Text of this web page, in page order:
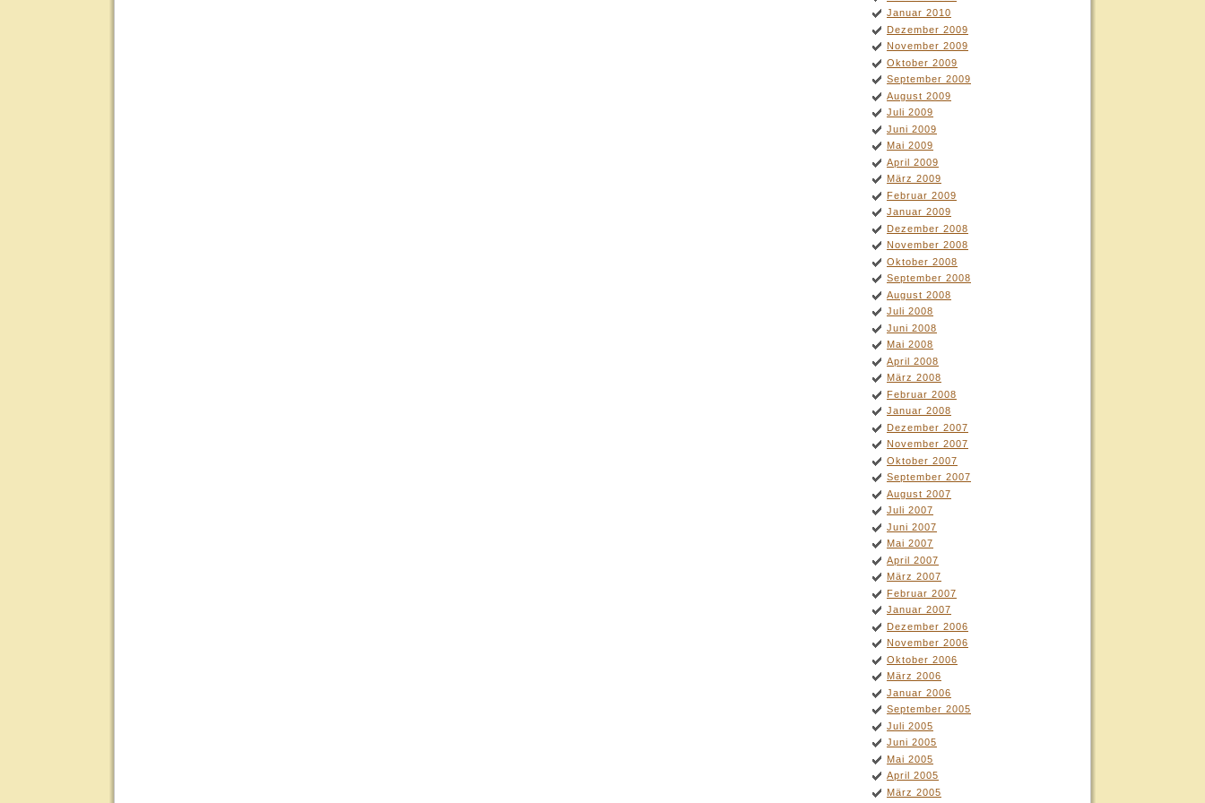
Januar 2010
Dezember 2009
November 2009
Oktober 2009
September 2009
August 2009
Juli 2009
Juni 2009
Mai 2009
April 2009
März 2009
Februar 2009
Januar 2009
Dezember 2008
November 2008
Oktober 2008
September 2008
August 2008
Juli 2008
Juni 2008
Mai 2008
April 2008
März 2008
Februar 2008
Januar 2008
Dezember 2007
November 2007
Oktober 2007
September 2007
August 2007
Juli 2007
Juni 2007
Mai 2007
April 2007
März 2007
Februar 2007
Januar 2007
Dezember 2006
November 2006
Oktober 2006
März 2006
Januar 2006
September 2005
Juli 2005
Juni 2005
Mai 2005
April 2005
März 2005